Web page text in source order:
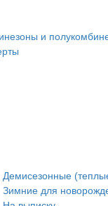
и
Демисезонные
Зимние для